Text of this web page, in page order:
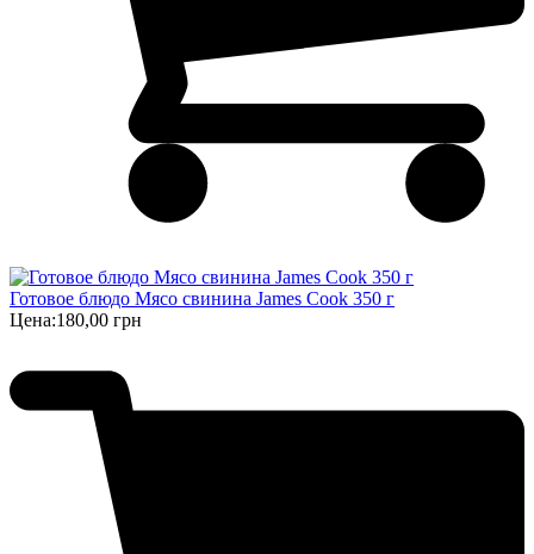
Готовое блюдо Мясо свинина James Cook 350 г
Цена:180,00 грн